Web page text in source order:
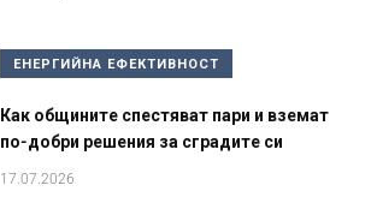
ЕНЕРГИЙНА ЕФЕКТИВНОСТ
Как общините спестяват пари и вземат
по-добри решения за сградите си
17.07.2026